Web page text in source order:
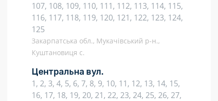
107, 108, 109, 110, 111, 112, 113, 114, 115,
116, 117, 118, 119, 120, 121, 122, 123, 124,
125
Закарпатська обл., Мукачівський р-н.,
Куштановиця с.
Центральна вул.
1, 2, 3, 4, 5, 6, 7, 8, 9, 10, 11, 12, 13, 14, 15,
16, 17, 18, 19, 20, 21, 22, 23, 24, 25, 26, 27,